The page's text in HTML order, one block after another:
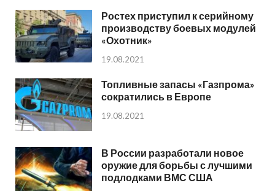
Ростех приступил к серийному
производству боевых модулей
«Охотник»
19.08.2021
Топливные запасы «Газпрома»
сократились в Европе
19.08.2021
В России разработали новое
оружие для борьбы с лучшими
подлодками ВМС США